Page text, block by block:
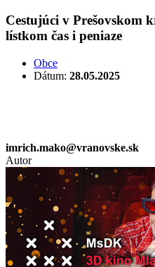
Cestujúci v Prešovskom
lístkom čas i peniaze
Obce
Dátum: 28.05.2025
imrich.mako@vranovske.sk
Autor